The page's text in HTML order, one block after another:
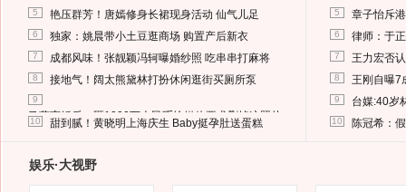
5 艳压群芳！唐嫣修身长裙现身活动 仙气儿足
6 独家：姚晨带小土豆逛商场 购置产后新衣
7 成都风味！张靓颖冯轲曝婚纱照 吃串串打麻将
8 接地气！阔太熊黛林打扮休闲逛街买厕所泵
9
马蓉离婚后，砸1000万人民币给媒体要求删掉这照片
10 甜到腻！黄晓明上海庆生 Baby挺孕肚送蛋糕
5 章子怡斥
6 律师：于
7 王力宏否
8 王刚自曝7
9 台媒:40岁
10 陈冠希：
娱乐·大视野